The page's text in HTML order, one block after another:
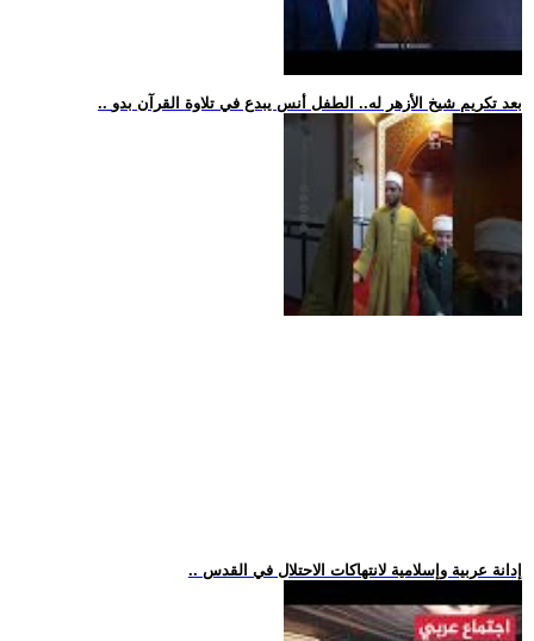
.. بعد تكريم شيخ الأزهر له.. الطفل أنس يبدع في تلاوة القرآن بدو
.. إدانة عربية وإسلامية لانتهاكات الاحتلال في القدس